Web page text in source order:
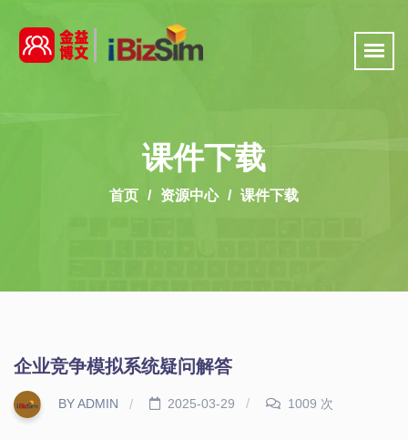
课件下载
首页 资源中心 课件下载
企业竞争模拟系统疑问解答
BY ADMIN 2025-03-29 1009 次